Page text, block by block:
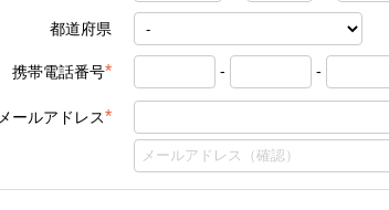
都道府県
携帯電話番号* - -
メールアドレス*